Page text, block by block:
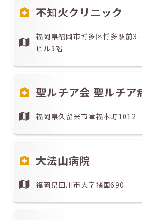
不知火クリニック
福岡県福岡市博多区博多駅
ビル3階
聖ルチア会 聖ルチア
福岡県久留米市津福本町1012
大法山病院
福岡県田川市大字猪国690